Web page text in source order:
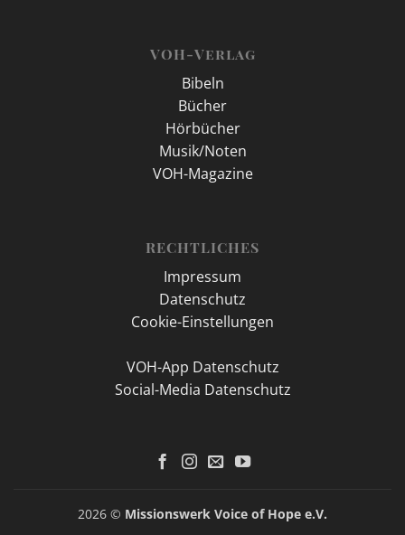
VOH-Verlag
Bibeln
Bücher
Hörbücher
Musik/Noten
VOH-Magazine
RECHTLICHES
Impressum
Datenschutz
Cookie-Einstellungen
VOH-App Datenschutz
Social-Media Datenschutz
2026 © Missionswerk Voice of Hope e.V.